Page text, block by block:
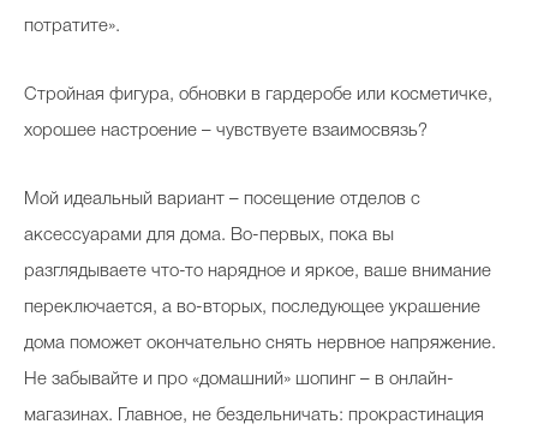
потратите».
Стройная фигура, обновки в гардеробе или косметичке,
хорошее настроение – чувствуете взаимосвязь?
Мой идеальный вариант – посещение отделов с
аксессуарами для дома. Во-первых, пока вы
разглядываете что-то нарядное и яркое, ваше внимание
переключается, а во-вторых, последующее украшение
дома поможет окончательно снять нервное напряжение.
Не забывайте и про «домашний» шопинг – в онлайн-
магазинах. Главное, не бездельничать: прокрастинация